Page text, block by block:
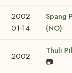
2002-
01-14
Spang
(NO)
2002
Thuli
📷